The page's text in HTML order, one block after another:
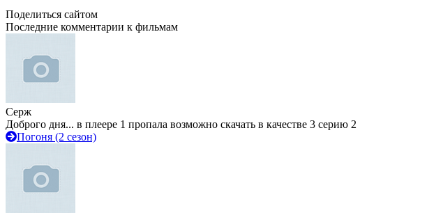
Поделиться сайтом
Последние комментарии к фильмам
Серж
Доброго дня... в плеере 1 пропала возможно скачать в качестве 3 серию 2
Погоня (2 сезон)